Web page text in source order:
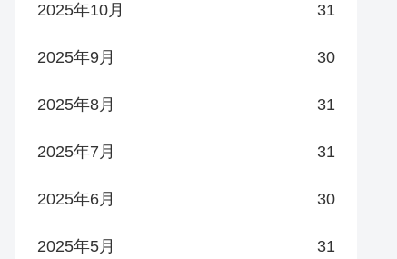
2025年10月 31
2025年9月 30
2025年8月 31
2025年7月 31
2025年6月 30
2025年5月 31